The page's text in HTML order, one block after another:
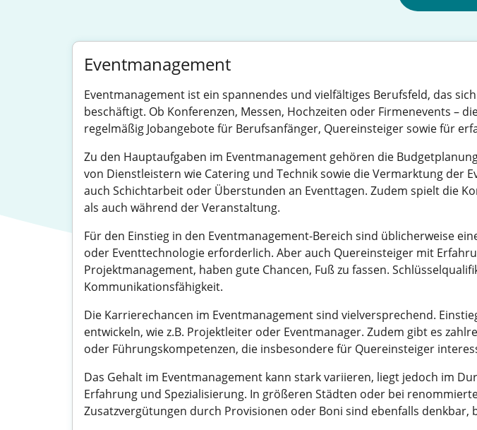
Eventmanagement
Eventmanagement ist ein spannendes und vielfältiges Berufsfeld, das
beschäftigt. Ob Konferenzen, Messen, Hochzeiten oder Firmenevents –
regelmäßig Jobangebote für Berufsanfänger, Quereinsteiger sowie für
Zu den Hauptaufgaben im Eventmanagement gehören die
von Dienstleistern wie Catering und Technik sowie die Vermarktung der
auch Schichtarbeit oder Überstunden an Eventtagen. Zudem spielt die
als auch während der Veranstaltung.
Für den Einstieg in den Eventmanagement-Bereich sind üblicherweise
oder Eventtechnologie erforderlich. Aber auch Quereinsteiger mit
Projektmanagement, haben gute Chancen, Fuß zu fassen.
Kommunikationsfähigkeit.
Die Karrierechancen im Eventmanagement sind vielversprechend.
entwickeln, wie z.B. Projektleiter oder Eventmanager. Zudem gibt es
oder Führungskompetenzen, die insbesondere für Quereinsteiger
Das Gehalt im Eventmanagement kann stark variieren, liegt jedoch im
Erfahrung und Spezialisierung. In größeren Städten oder bei
Zusatzvergütungen durch Provisionen oder Boni sind ebenfalls